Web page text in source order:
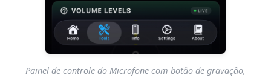
Painel de controle do Microfone com botão de gravação,